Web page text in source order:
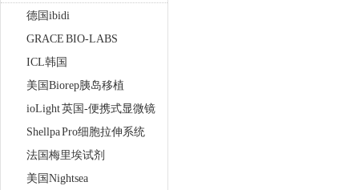
德国ibidi
GRACE BIO-LABS
ICL韩国
美国Biorep胰岛移植
ioLight 英国-便携式显微镜
Shellpa Pro细胞拉伸系统
法国梅里埃试剂
美国Nightsea